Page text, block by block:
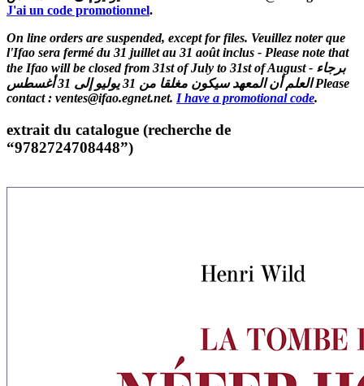
J'ai un code promotionnel.
On line orders are suspended, except for files. Veuillez noter que
l'Ifao sera fermé du 31 juillet au 31 août inclus - Please note that
the Ifao will be closed from 31st of July to 31st of August - برجاء
العلم أن المعهد سيكون مغلقا من 31 يوليو إلى 31 أغسطس Please
contact : ventes@ifao.egnet.net. I have a promotional code.
extrait du catalogue (recherche de
“9782724708448”)